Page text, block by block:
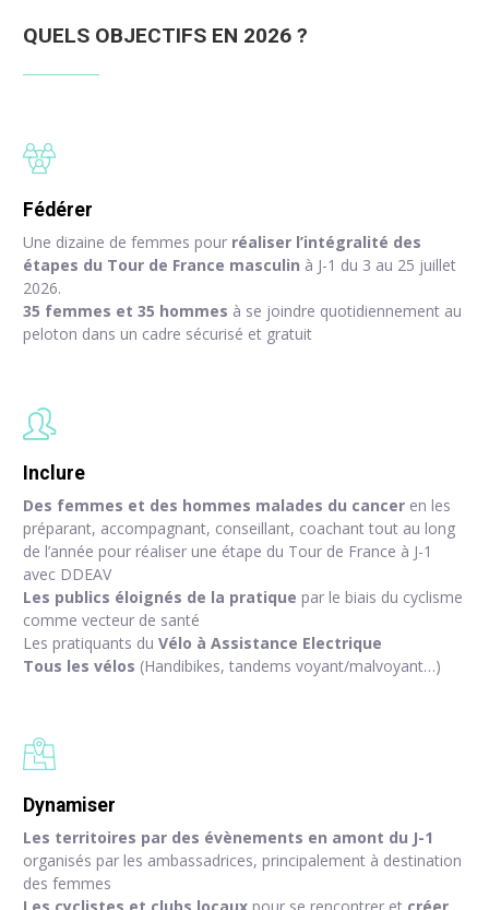
QUELS OBJECTIFS EN 2026 ?
Fédérer
Une dizaine de femmes pour réaliser l’intégralité des
étapes du Tour de France masculin à J-1 du 3 au 25 juillet
2026.
35 femmes et 35 hommes à se joindre quotidiennement au
peloton dans un cadre sécurisé et gratuit
Inclure
Des femmes et des hommes malades du cancer en les
préparant, accompagnant, conseillant, coachant tout au long
de l’année pour réaliser une étape du Tour de France à J-1
avec DDEAV
Les publics éloignés de la pratique par le biais du cyclisme
comme vecteur de santé
Les pratiquants du Vélo à Assistance Electrique
Tous les vélos (Handibikes, tandems voyant/malvoyant…)
Dynamiser
Les territoires par des évènements en amont du J-1
organisés par les ambassadrices, principalement à destination
des femmes